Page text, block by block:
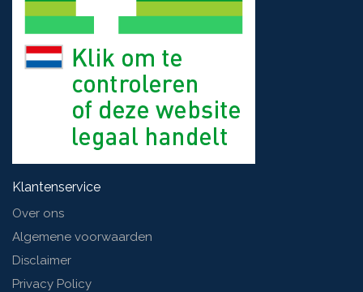
Klantenservice
Over ons
Algemene voorwaarden
Disclaimer
Privacy Policy